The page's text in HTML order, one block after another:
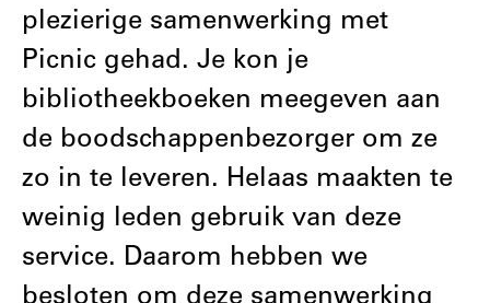
plezierige samenwerking met
Picnic gehad. Je kon je
bibliotheekboeken meegeven aan
de boodschappenbezorger om ze
zo in te leveren. Helaas maakten te
weinig leden gebruik van deze
service. Daarom hebben we